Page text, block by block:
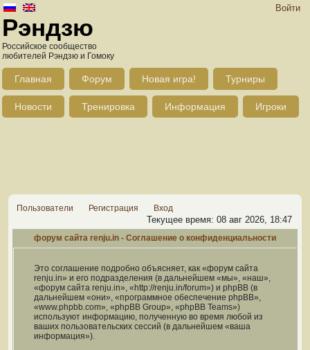
Войти
Рэндзю
Российское сообщество
любителей Рэндзю и Гомоку
Главная Форум Новая игра! Турниры
Новости Тренировка Информация Игроки
Пользователи Регистрация Вход
Текущее время: 08 авг 2026, 18:47
форум сайта renju.in - Соглашение о конфиденциальности
Это соглашение подробно объясняет, как «форум сайта
renju.in» и его подразделения (в дальнейшем «мы», «наш»,
«форум сайта renju.in», «http://renju.in/forum») и phpBB (в
дальнейшем «они», «программное обеспечение phpBB»,
«www.phpbb.com», «phpBB Group», «phpBB Teams»)
используют информацию, полученную во время любой из
ваших пользовательских сессий (в дальнейшем «ваша
информация»).